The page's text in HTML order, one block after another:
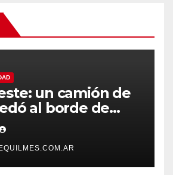
un camión de
al borde de
Las Piedras